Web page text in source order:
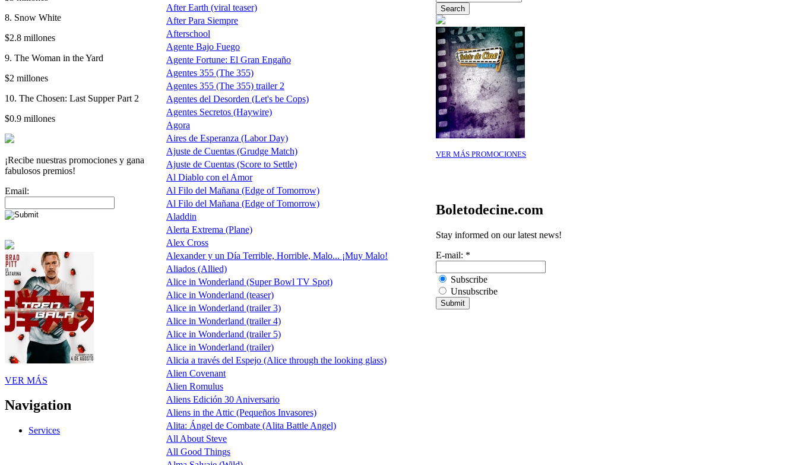
8. Snow White
$2.8 millones
9. The Woman in the Yard
$2 millones
10. The Chosen: Last Supper Part 2
$0.9 millones
¡Recibe nuestras promociones y gana
fabulosos premios!
Email:
VER MÁS
Navigation
Services
After Earth (viral teaser)
After Para Siempre
Afterschool
Agente Bajo Fuego
Agente Fortune: El Gran Engaño
Agentes 355 (The 355)
Agentes 355 (The 355) trailer 2
Agentes del Desorden (Let's be Cops)
Agentes Secretos (Haywire)
Agora
Aires de Esperanza (Labor Day)
Ajuste de Cuentas (Grudge Match)
Ajuste de Cuentas (Score to Settle)
Al Diablo con el Amor
Al Filo del Mañana (Edge of Tomorrow)
Al Filo del Mañana (Edge of Tomorrow)
Aladdin
Alerta Extrema (Plane)
Alex Cross
Alexander y un Día Terrible, Horrible, Malo... ¡Muy Malo!
Aliados (Allied)
Alice in Wonderland (Super Bowl TV Spot)
Alice in Wonderland (teaser)
Alice in Wonderland (trailer 3)
Alice in Wonderland (trailer 4)
Alice in Wonderland (trailer 5)
Alice in Wonderland (trailer)
Alicia a través del Espejo (Alice through the looking glass)
Alien Covenant
Alien Romulus
Aliens Edición 30 Aniversario
Aliens in the Attic (Pequeños Invasores)
Alita: Ángel de Combate (Alita Battle Angel)
All About Steve
All Good Things
VER MÁS PROMOCIONES
Boletodecine.com
Stay informed on our latest news!
E-mail: *
Subscribe
Unsubscribe